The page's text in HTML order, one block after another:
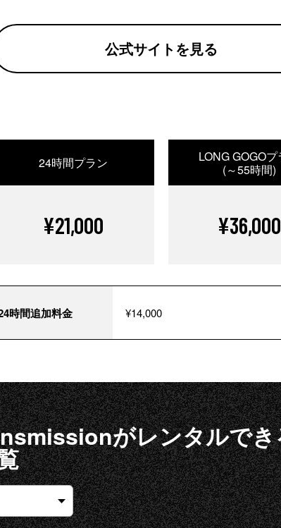
公式サイトを見る
24時間プラン
¥21,000
LONG GOGOプ
(～55時間)
¥36,000
時間追加料金 ¥14,000
がレンタルでき